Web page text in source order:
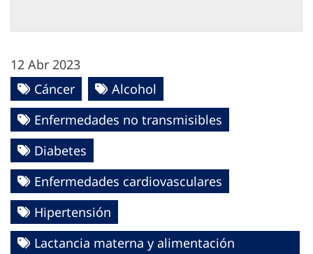
12 Abr 2023
Cáncer
Alcohol
Enfermedades no transmisibles
Diabetes
Enfermedades cardiovasculares
Hipertensión
Lactancia materna y alimentación